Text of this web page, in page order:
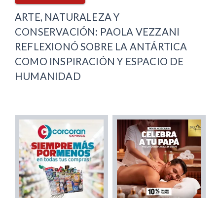
ARTE, NATURALEZA Y
CONSERVACIÓN: PAOLA VEZZANI
REFLEXIONÓ SOBRE LA ANTÁRTICA
COMO INSPIRACIÓN Y ESPACIO DE
HUMANIDAD